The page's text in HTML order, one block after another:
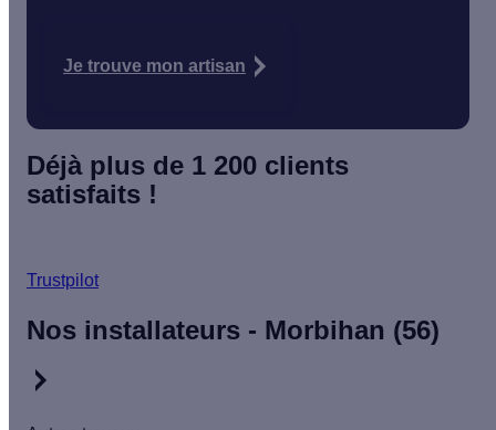
Je trouve mon artisan
Déjà plus de 1 200 clients
satisfaits !
Trustpilot
Nos installateurs - Morbihan (56)